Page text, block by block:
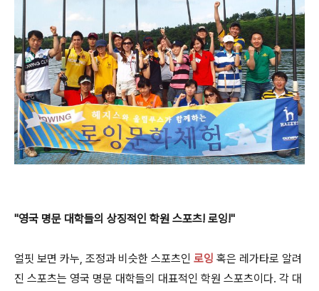
"영국 명문 대학들의 상징적인 학원 스포츠! 로잉!"
얼핏 보면 카누, 조정과 비슷한 스포츠인 로잉 혹은 레가타로 알려
진 스포츠는 영국 명문 대학들의 대표적인 학원 스포츠이다. 각 대